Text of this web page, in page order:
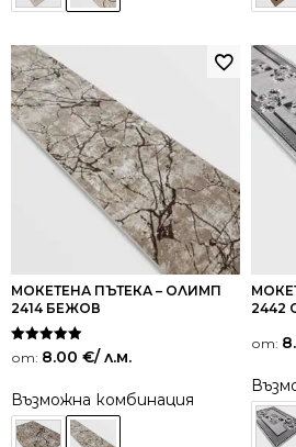
МОКЕТЕНА ПЪТЕКА – ОЛИМП
2414 БЕЖОВ
Оценено на
5.00
от: 8.00 €/ л.м.
Възможна комбинация
2442
от: